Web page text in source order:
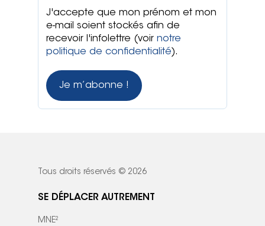
J'accepte que mon prénom et mon
e-mail soient stockés afin de
recevoir l'infolettre (voir notre
politique de confidentialité).
Tous droits réservés © 2026
SE DÉPLACER AUTREMENT
MNE²